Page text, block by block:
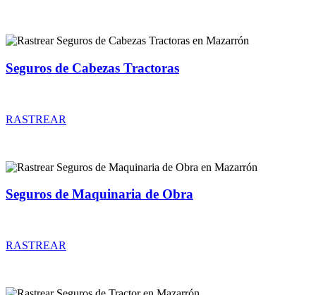
Seguros de Cabezas Tractoras
RASTREAR
Seguros de Maquinaria de Obra
RASTREAR